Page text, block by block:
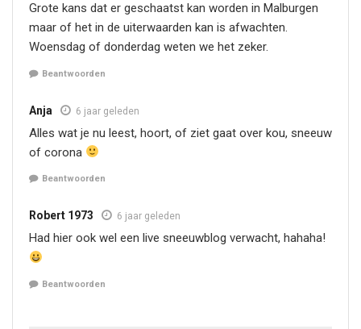
Grote kans dat er geschaatst kan worden in Malburgen
maar of het in de uiterwaarden kan is afwachten.
Woensdag of donderdag weten we het zeker.
Beantwoorden
Anja 6 jaar geleden
Alles wat je nu leest, hoort, of ziet gaat over kou, sneeuw
of corona
Beantwoorden
Robert 1973 6 jaar geleden
Had hier ook wel een live sneeuwblog verwacht, hahaha!
Beantwoorden